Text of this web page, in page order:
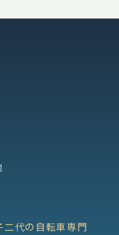
代の自転車専門